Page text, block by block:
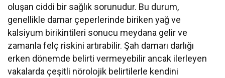
oluşan ciddi bir sağlık sorunudur. Bu durum,
genellikle damar çeperlerinde biriken yağ ve
kalsiyum birikintileri sonucu meydana gelir ve
zamanla felç riskini artırabilir. Şah damarı darlığı
erken dönemde belirti vermeyebilir ancak ilerleyen
vakalarda çeşitli nörolojik belirtilerle kendini